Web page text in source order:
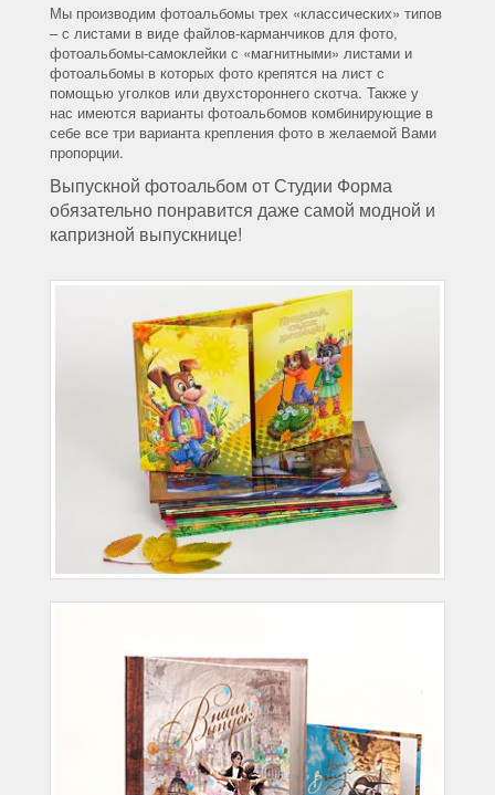
Мы производим фотоальбомы трех «классических» типов
– с листами в виде файлов-карманчиков для фото,
фотоальбомы-самоклейки с «магнитными» листами и
фотоальбомы в которых фото крепятся на лист с
помощью уголков или двухстороннего скотча. Также у
нас имеются варианты фотоальбомов комбинирующие в
себе все три варианта крепления фото в желаемой Вами
пропорции.
Выпускной фотоальбом от Студии Форма
обязательно понравится даже самой модной и
капризной выпускнице!